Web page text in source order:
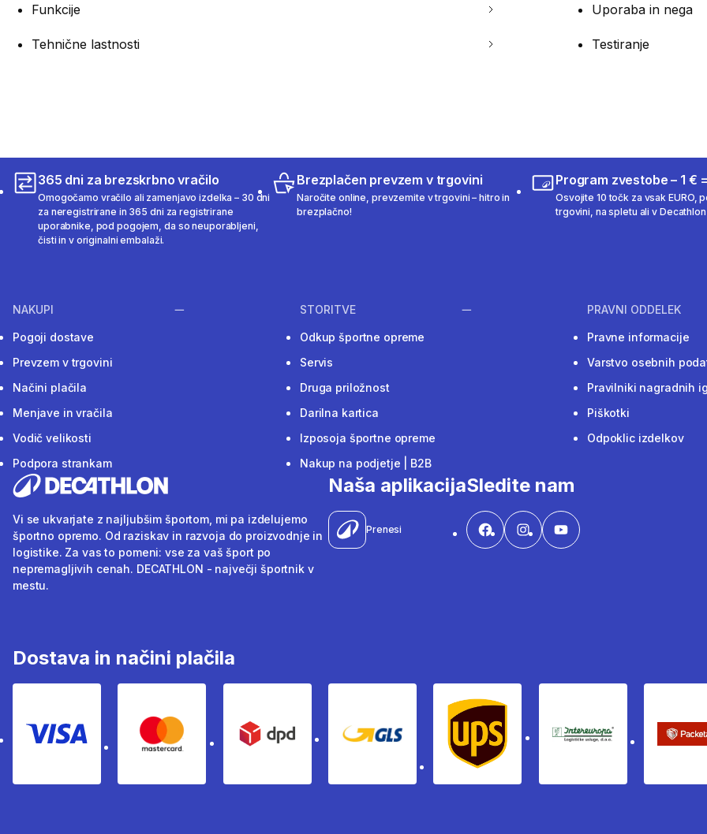
Funkcije Uporaba in nega
Tehnične lastnosti Testiranje
365 dni za brezskrbno vračilo
Omogočamo vračilo ali zamenjavo izdelka – 30 dni
za neregistrirane in 365 dni za registrirane
uporabnike, pod pogojem, da so neuporabljeni,
čisti in v originalni embalaži.
Brezplačen prevzem v trgovini
Naročite online, prevzemite v trgovini – hitro in
brezplačno!
Program zvestobe – 1 €
Osvojite 10 točk za vsak EURO,
trgovini, na spletu ali v
NAKUPI
Pogoji dostave
Prevzem v trgovini
Načini plačila
Menjave in vračila
Vodič velikosti
Podpora strankam
STORITVE
Odkup športne opreme
Servis
Druga priložnost
Darilna kartica
Izposoja športne opreme
Nakup na podjetje | B2B
PRAVNI ODDELEK
Pravne informacije
Varstvo osebnih
Pravilniki nagradnih
Piškotki
Odpoklic izdelkov
Vi se ukvarjate z najljubšim športom, mi pa izdelujemo
športno opremo. Od raziskav in razvoja do proizvodnje in
logistike. Za vas to pomeni: vse za vaš šport po
nepremagljivih cenah. DECATHLON - največji športnik v
mestu.
Naša aplikacija
Prenesi
Sledite nam
Dostava in načini plačila
Visa Mastercard Dpd Gls Ups Intereuropa